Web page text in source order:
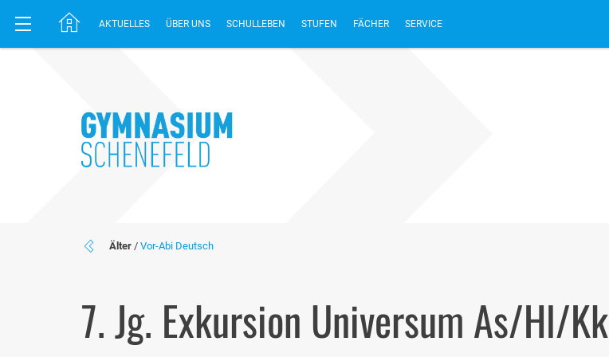
AKTUELLES ÜBER UNS SCHULLEBEN STUFEN FÄCHER SERVICE
Älter / Vor-Abi Deutsch
7. Jg. Exkursion Universum As/Hl/Kk